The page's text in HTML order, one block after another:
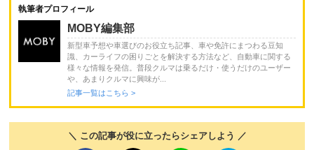
執筆者プロフィール
MOBY編集部
新型車予想や車選びのお役立ち記事、車や免許にまつわる豆知
識、カーライフの困りごとを解決する方法など、自動車に関する
様々な情報を発信。普段クルマは乗るだけ・使うだけのユーザー
や、あまりクルマに興味が...
記事一覧はこちら >
＼ この記事が役に立ったらシェアしよう ／